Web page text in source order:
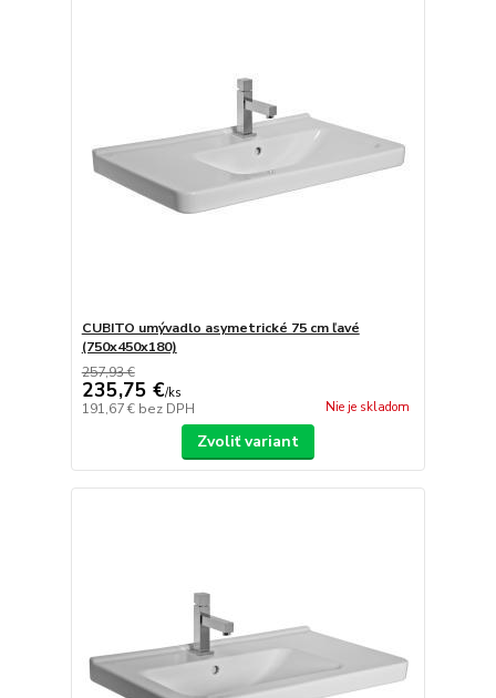
CUBITO umývadlo asymetrické 75 cm ľavé
(750x450x180)
257,93 €
235,75 €/ks
191,67 € bez DPH Nie je skladom
Zvoliť variant